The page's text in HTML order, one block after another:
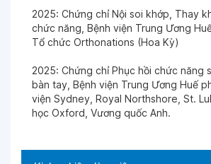
2025: Chứng chỉ Nội soi khớp, Thay
chức năng, Bệnh viện Trung Ương
Tổ chức Orthonations (Hoa Kỳ)
2025: Chứng chỉ Phục hồi chức năng
bàn tay, Bệnh viện Trung Ương Huế
viện Sydney, Royal Northshore, St.
học Oxford, Vương quốc Anh.